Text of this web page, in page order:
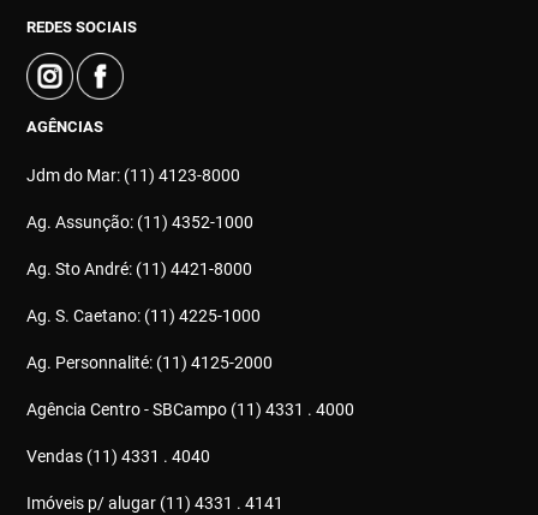
REDES SOCIAIS
AGÊNCIAS
Jdm do Mar: (11) 4123-8000
Ag. Assunção: (11) 4352-1000
Ag. Sto André: (11) 4421-8000
Ag. S. Caetano: (11) 4225-1000
Ag. Personnalité: (11) 4125-2000
Agência Centro - SBCampo (11) 4331 . 4000
Vendas (11) 4331 . 4040
Imóveis p/ alugar (11) 4331 . 4141